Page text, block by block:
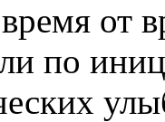
от
по